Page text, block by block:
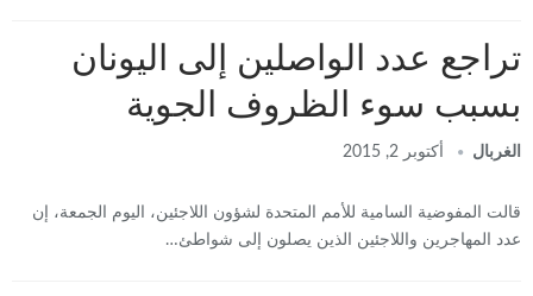
تراجع عدد الواصلين إلى اليونان
بسبب سوء الظروف الجوية
الغربال أكتوبر 2, 2015
قالت المفوضية السامية للأمم المتحدة لشؤون اللاجئين، اليوم الجمعة، إن
عدد المهاجرين واللاجئين الذين يصلون إلى شواطئ…